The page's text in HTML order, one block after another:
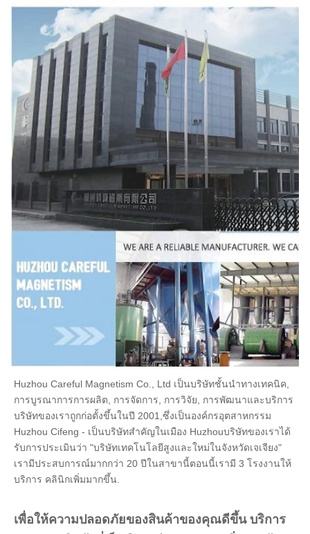
14.2×28.5×72 14.2±05
14.2 × 28.5 × 8 14.2±05 28.5±07 8±04
140.2 × 28.5 ×
83
14.2±05 28.5±07 80.3±0.4
14.2 × 28.5 × 9 14.2±05 28.5±07 9±05
140.2 × 28.5 ×
14.2±05 28.5±07 9.5±05
14.2 × 28.5 × 10 14.2±05 28.5±07 10±05
14.2 × 30 × 8 14.2±05 30±10 8±04
15±05 35±10 50.9±0.4
15.5×19×73 15.5±04 19±04 70.3±0.3
15.5×28.5×73 15.5±05 28.5±07 70.3±0.4
15.7 × 27 × 9 150.7±0.5 27±07 9±05
15.88±05 250.6±0.7 70.86±0.4
16 × 17 × 8 16±05 17±05 8±04
16 × 17 × 9 16±05 17±05 9±05
16 × 17 × 10 16±05 17±05 10±05
16 x 17.3 x 45 16±04 170.3±0.4 4.5±03
16 × 18 × 8 16±04 18 ± 0.4 8±03
Huzhou Careful Magnetism Co., Ltd เป็นบริษัทชั้นนําทางเทคนิค,
การบูรณาการการผลิต, การจัดการ, การวิจัย, การพัฒนาและบริการ
บริษัทของเราถูกก่อตั้งขึ้นในปี 2001,ซึ่งเป็นองค์กรอุตสาหกรรม
Huzhou Cifeng - เป็นบริษัทสําคัญในเมือง Huzhouบริษัทของเราได้
รับการประเมินว่า "บริษัทเทคโนโลยีสูงและใหม่ในจังหวัดเจเจียง"
เรามีประสบการณ์มากกว่า 20 ปีในสาขานี้ตอนนี้เรามี 3 โรงงานให้
บริการ คลินิกเพิ่มมากขึ้น.
เพื่อให้ความปลอดภัยของสินค้าของคุณดีขึ้น บริการ